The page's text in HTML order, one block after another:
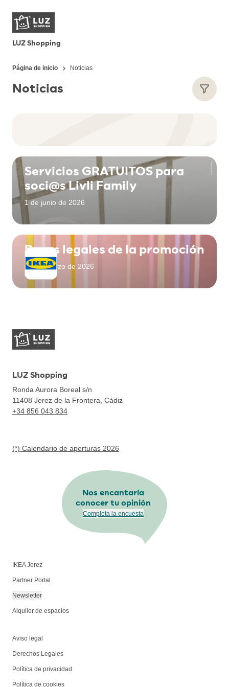
LUZ Shopping
Página de inicio Noticias
Noticias
Servicios GRATUITOS para
soci@s Livli Family
1 de junio de 2026
Bases legales de la promoción
23 de marzo de 2026
LUZ Shopping
Ronda Aurora Boreal s/n
11408 Jerez de la Frontera, Cádiz
+34 856 043 834
(*) Calendario de aperturas 2026
Nos encantaría
conocer tu opinión
Completa la encuesta
IKEA Jerez
Partner Portal
Newsletter
Alquiler de espacios
Aviso legal
Derechos Legales
Política de privacidad
Política de cookies